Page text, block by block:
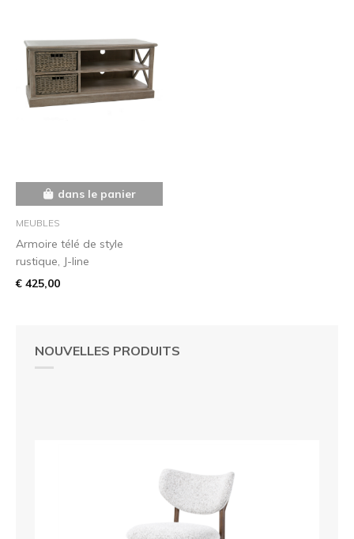
NOUVELLES PRODUITS
dans le panier
MEUBLES
Armoire télé de style
rustique, J-line
€ 425,00